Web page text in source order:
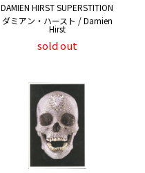
DAMIEN HIRST SUPERSTITION
ダミアン・ハースト / Damien
Hirst
sold out